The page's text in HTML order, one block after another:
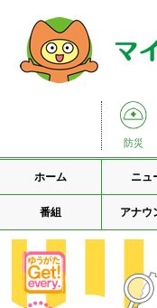
防災
ホーム ニュ
番組 アナウ